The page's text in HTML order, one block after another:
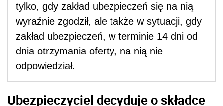
tylko, gdy zakład ubezpieczeń się na nią
wyraźnie zgodził, ale także w sytuacji, gdy
zakład ubezpieczeń, w terminie 14 dni od
dnia otrzymania oferty, na nią nie
odpowiedział.
Ubezpieczyciel decyduje o składce